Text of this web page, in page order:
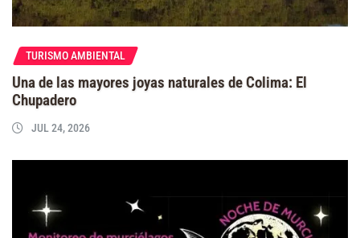
TURISMO AMBIENTAL
Una de las mayores joyas naturales de Colima: El
Chupadero
JUL 24, 2026